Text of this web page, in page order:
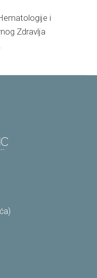
i
Zdravlja